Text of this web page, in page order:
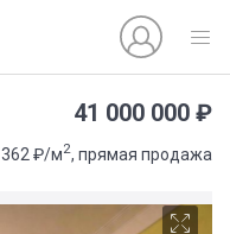
41 000 000 ₽
362 ₽/м2, прямая продажа